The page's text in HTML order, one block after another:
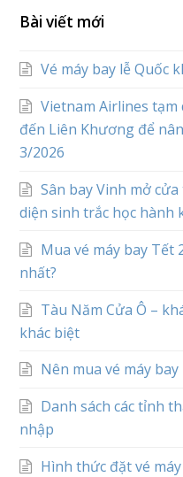
Bài viết mới
Vé máy bay lễ Quốc
Vietnam Airlines
đến Liên Khương để
3/2026
Sân bay Vinh mở
diện sinh trắc học hành
Mua vé máy bay Tết
nhất?
Tàu Năm Cửa Ô –
khác biệt
Nên mua vé máy
Danh sách các tỉnh
nhập
Hình thức đặt vé